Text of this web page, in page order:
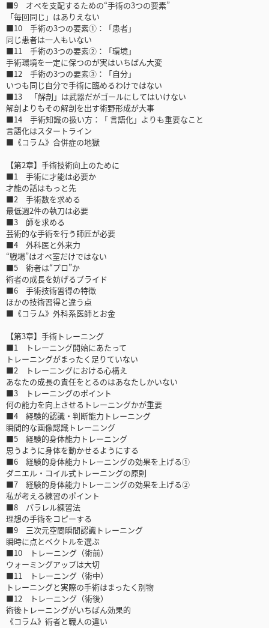
■9 オペを支配するための“手術の3つの要素”
「毎回同じ」はありえない
■10 手術の3つの要素①：「患者」
同じ患者は一人もいない
■11 手術の3つの要素②：「環境」
手術環境を一定に保つのが実はいちばん大変
■12 手術の3つの要素③：「自分」
いつも同じ自分で手術に臨めるわけではない
■13 「解剖」は武器だがゴールにしてはいけない
解剖よりもその解剖を出す術野形成が大事
■14 手術知識の扱い方：「 言語化」よりも重要なこと
言語化はスタートライン
■《コラム》合併症の地獄
【第2章】手術技術向上のために
■1 手術に才能は必要か
才能の話はもっと先
■2 手術数を求める
最低週2件の執刀は必要
■3 師を求める
芸術的な手術を行う師匠が必要
■4 外科医と外来力
“戦場”はオペ室だけではない
■5 術者は“プロ”か
術者の成長を妨げるプライド
■6 手術技術習得の特徴
ほかの技術習得と違う点
■《コラム》外科系医師とお金
【第3章】手術トレーニング
■1 トレーニング開始にあたって
トレーニングがまったく足りていない
■2 トレーニングにおける心構え
あなたの成長の責任をとるのはあなたしかいない
■3 トレーニングのポイント
何の能力を向上させるトレーニングかが重要
■4 経験的認識・判断能力トレーニング
瞬間的な画像認識トレーニング
■5 経験的身体能力トレーニング
思うように身体を動かせるようにする
■6 経験的身体能力トレーニングの効果を上げる①
ダニエル・コイル式トレーニングの原則
■7 経験的身体能力トレーニングの効果を上げる②
私が考える練習のポイント
■8 パラレル練習法
理想の手術をコピーする
■9 三次元空間瞬間認識トレーニング
瞬時に点とベクトルを選ぶ
■10 トレーニング（術前）
ウォーミングアップは大切
■11 トレーニング（術中）
トレーニングと実際の手術はまったく別物
■12 トレーニング（術後）
術後トレーニングがいちばん効果的
《コラム》術者と職人の違い